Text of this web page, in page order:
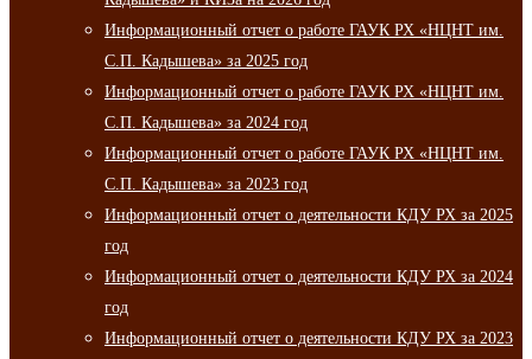
Информационный отчет о работе ГАУК РХ «НЦНТ им.
С.П. Кадышева» за 2025 год
Информационный отчет о работе ГАУК РХ «НЦНТ им.
С.П. Кадышева» за 2024 год
Информационный отчет о работе ГАУК РХ «НЦНТ им.
С.П. Кадышева» за 2023 год
Информационный отчет о деятельности КДУ РХ за 2025
год
Информационный отчет о деятельности КДУ РХ за 2024
год
Информационный отчет о деятельности КДУ РХ за 2023